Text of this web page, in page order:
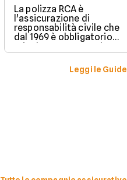
La polizza RCA è
l'assicurazione di
responsabilità civile che
dal 1969 è obbligatorio
stipulare per possedere e
guidare in Italia un
veicolo a motore.Leggi le Guide